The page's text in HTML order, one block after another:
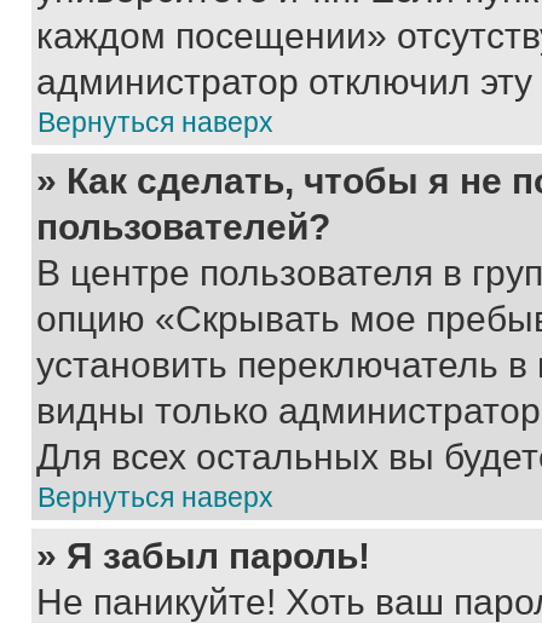
каждом посещении»
администратор отключил
Вернуться наверх
» Как сделать, чтобы я не
пользователей?
В центре пользователя в
опцию «Скрывать мое
установить переключатель
видны только
Для всех остальных вы
Вернуться наверх
» Я забыл пароль!
Не паникуйте! Хоть ваш